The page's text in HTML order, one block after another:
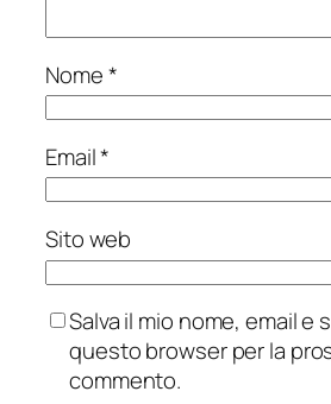
Nome*
Email*
Sito web
Salva il mio nome, email e
questo browser per la
commento.